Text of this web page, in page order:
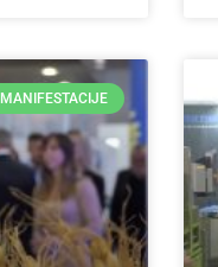
MANIFESTACIJE